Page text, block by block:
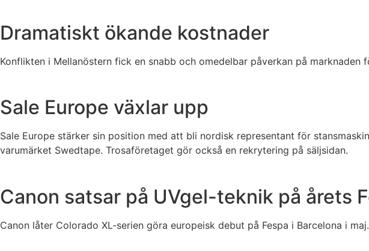
Dramatiskt ökande kostnader
Konflikten i Mellanöstern fick en snabb och omedelbar påverkan på
Sale Europe växlar upp
Sale Europe stärker sin position med att bli nordisk representant för
varumärket Swedtape. Trosaföretaget gör också en rekrytering på säljsidan.
Canon satsar på UVgel-teknik på årets
Canon låter Colorado XL-serien göra europeisk debut på Fespa i Barcelona i